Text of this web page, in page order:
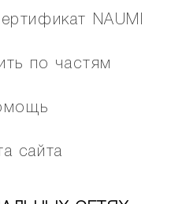
NAUMI
по частям
сайта